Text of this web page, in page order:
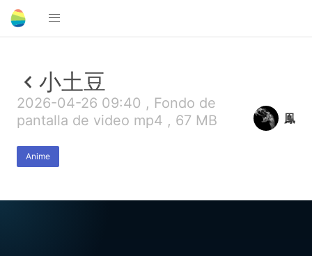
小土豆
2026-04-26 09:40 , Fondo de
pantalla de video mp4 , 67 MB
Anime
鳯